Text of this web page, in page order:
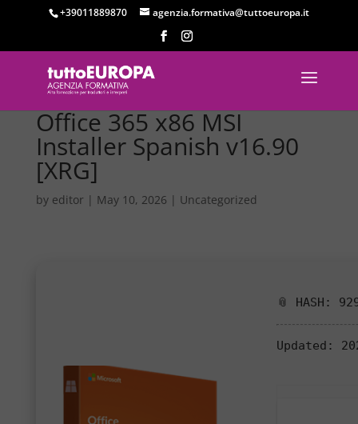
+39011889870 agenzia.formativa@tuttoeuropa.it
Office 365 x86 MSI
Installer Spanish v16.90
[XRG]
by editor | May 10, 2026 | Uncategorized
📎 HASH:
Updated: